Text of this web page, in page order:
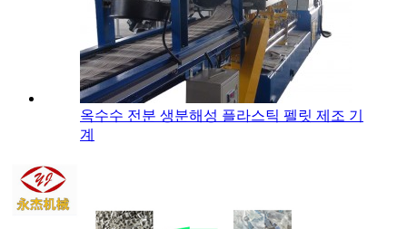
옥수수 전분 생분해성 플라스틱 펠릿 제조 기
계